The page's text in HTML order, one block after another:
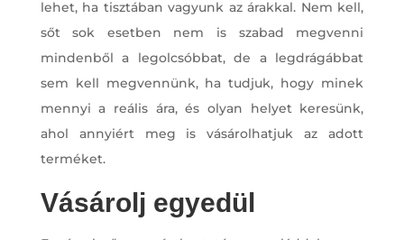
lehet, ha tisztában vagyunk az árakkal. Nem kell,
sőt sok esetben nem is szabad megvenni
mindenből a legolcsóbbat, de a legdrágábbat
sem kell megvennünk, ha tudjuk, hogy minek
mennyi a reális ára, és olyan helyet keresünk,
ahol annyiért meg is vásárolhatjuk az adott
terméket.
Vásárolj egyedül